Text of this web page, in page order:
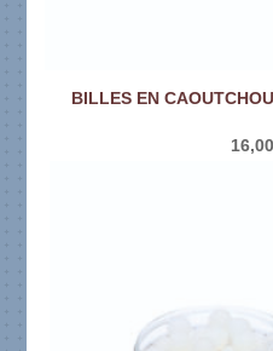
BILLES EN
16,00